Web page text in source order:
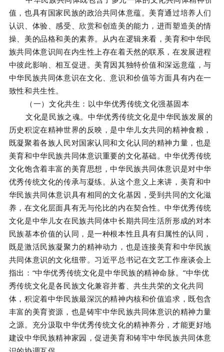
值，也具有国家民族的政治共同体意蕴。美育通过培养人们
认识、体验、感受、欣赏和创造美的能力，进而塑造美的情
操、美的品格和美的素养。从内在逻辑来看，美育和中华民
族共同体意识间在内生性上存在着天然的联系，在发展进程
中彼此影响、相互促进。美育因其独特价值和深远意蕴，与
中华民族共同体意识在文化、意识和价值等方面具有内在一
致性和共生性。
（一）文化共生：以中华优秀传统文化强基固本
文化是民族之魂。中华优秀传统文化是中华民族发展的
历史积淀在精神世界的反映，是中华儿女共同的精神食粮，
既凝聚着各族人民对国家认同和文化认同的精神力量，也是
美育和中华民族共同体意识重要的文化基础。中华优秀传统
文化饱含着丰富的美育思想，中华民族共同体意识是对中华
优秀传统文化的传承与凝练。从这个意义上来讲，美育和中
华民族共同体意识具有相同的文化基因，受到共同的文化滋
养，在文化层面具有无与伦比的内在契合性。中华优秀传统
文化是中华儿女在民族共同体中长期共同生活所形成的对本
民族基本价值的认同，是一种根本性且具有归属性的认同，
既是激活民族凝聚力的精神动力，也是连接美育和中华民族
共同体意识的文化纽带。习近平总书记在文艺工作座谈会上
指出：“中华优秀传统文化是中华民族的精神命脉。”中华优
秀传统文化是各民族文化兼容并蓄、共生共荣的文化共同
体，积淀着中华民族最深沉的精神内核和价值追求，既包含
丰富的美育资源，也是铸牢中华民族共同体意识的精神力量
之源。充分汲取中华优秀传统文化的精神养分，才能更好地
建设中华民族精神家园，促进美育和铸牢中华民族共同体意